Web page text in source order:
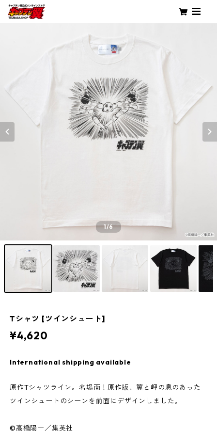
1/6
Tシャツ [ツインシュート]
¥4,620
International shipping available
原作Tシャツライン。名場面！原作版、翼と岬の息のあった
ツインシュートのシーンを前面にデザインしました。
©高橋陽一／集英社